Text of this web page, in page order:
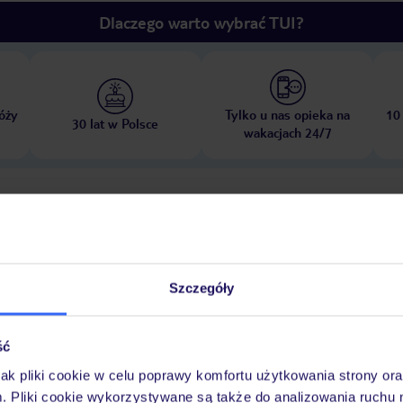
Szczegóły
pliki cookie w celu poprawy komfortu użytkowania strony
Pliki cookie wykorzystywane są także do analizowania ruchu
Dlaczego warto wybrać TUI?
30 lat w Polsce
Tylko u nas opieka na
wakacjach 24/7